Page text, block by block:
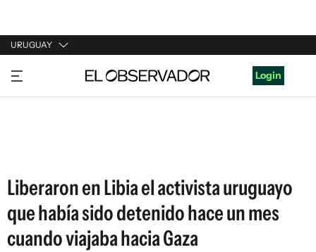
URUGUAY
URUGUAY
ARGENTINA
Login
Liberaron en Libia el activista uruguayo
que había sido detenido hace un mes
cuando viajaba hacia Gaza